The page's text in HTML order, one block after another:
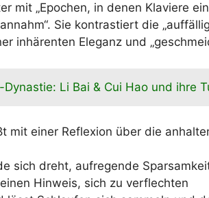
mit „Epochen, in denen Klaviere
Sie kontrastiert die
inhärenten Eleganz und
Dynastie: Li Bai & Cui Hao und ihre
mit einer Reflexion über die
sich dreht, aufregende
Hinweis, sich zu verflechten